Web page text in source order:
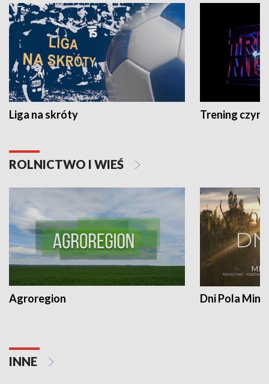
Liga na skróty Trening czyni
ROLNICTWO I WIEŚ
Agroregion Dni Pola
INNE